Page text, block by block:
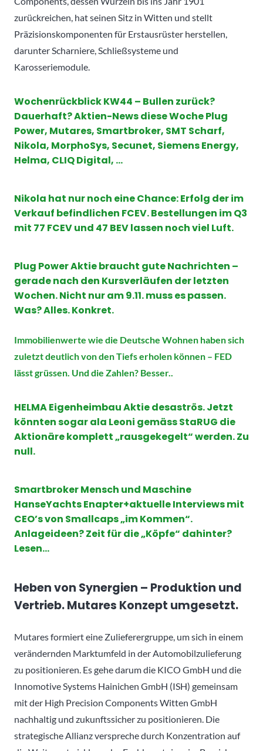
zurückreichen, hat seinen Sitz in Witten und stellt
Präzisionskomponenten für Erstausrüster herstellen,
darunter Scharniere, Schließsysteme und
Karosseriemodule.
Wochenrückblick KW44 – Bullen zurück?
Dauerhaft? Aktien-News diese Woche Plug
Power, Mutares, Smartbroker, SMT Scharf,
Nikola, MorphoSys, Secunet, Siemens Energy,
Helma, CLIQ Digital, …
Nikola hat nur noch eine Chance: Erfolg der im
Verkauf befindlichen FCEV. Bestellungen im Q3
mit 77 FCEV und 47 BEV lassen noch viel Luft.
Plug Power Aktie braucht gute Nachrichten –
gerade nach den Kursverläufen der letzten
Wochen. Nicht nur am 9.11. muss es passen.
Was? Alles. Konkret.
Immobilienwerte wie die Deutsche Wohnen haben sich
zuletzt deutlich von den Tiefs erholen können – FED
lässt grüssen. Und die Zahlen? Besser..
HELMA Eigenheimbau Aktie desaströs. Jetzt
könnten sogar ala Leoni gemäss StaRUG die
Aktionäre komplett „rausgekegelt“ werden. Zu
null.
Smartbroker Mensch und Maschine
HanseYachts Enapter+aktuelle Interviews mit
CEO’s von Smallcaps „im Kommen“.
Anlageideen? Zeit für die „Köpfe“ dahinter?
Lesen…
Heben von Synergien – Produktion und
Vertrieb. Mutares Konzept umgesetzt.
Mutares formiert eine Zulieferergruppe, um sich in einem
verändernden Marktumfeld in der Automobilzulieferung
zu positionieren. Es gehe darum die KICO GmbH und die
Innomotive Systems Hainichen GmbH (ISH) gemeinsam
mit der High Precision Components Witten GmbH
nachhaltig und zukunftssicher zu positionieren. Die
strategische Allianz verspreche durch Konzentration auf